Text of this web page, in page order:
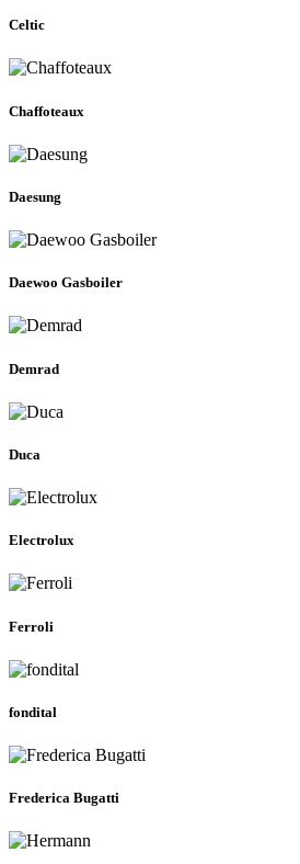
Celtic
Chaffoteaux
Daesung
Daewoo Gasboiler
Demrad
Duca
Electrolux
Ferroli
fondital
Frederica Bugatti